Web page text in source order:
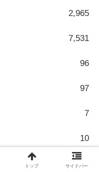
2,965
7,531
96
97
7
10
36
トップ サイドバー